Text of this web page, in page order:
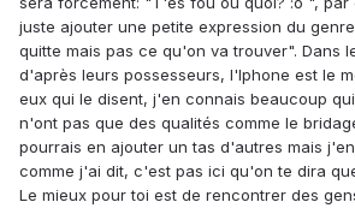
juste ajouter une petite expression du
quitte mais pas ce qu'on va trouver". Dans
d'après leurs possesseurs, l'Iphone est le
eux qui le disent, j'en connais beaucoup
n'ont pas que des qualités comme le
pourrais en ajouter un tas d'autres mais
comme j'ai dit, c'est pas ici qu'on te dira
Le mieux pour toi est de rencontrer des